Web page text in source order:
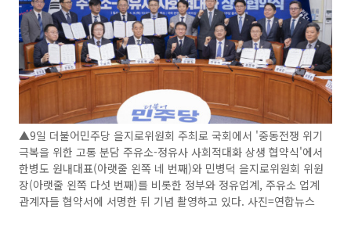
▲9일 더불어민주당 을지로위원회 주최로 국회에서 '중동전쟁 위기
극복을 위한 고통 분담 주유소-정유사 사회적대화 상생 협약식'에서
한병도 원내대표(아랫줄 왼쪽 네 번째)와 민병덕 을지로위원회 위원
장(아랫줄 왼쪽 다섯 번째)를 비롯한 정부와 정유업계, 주유소 업계
관계자들 협약서에 서명한 뒤 기념 촬영하고 있다. 사진=연합뉴스